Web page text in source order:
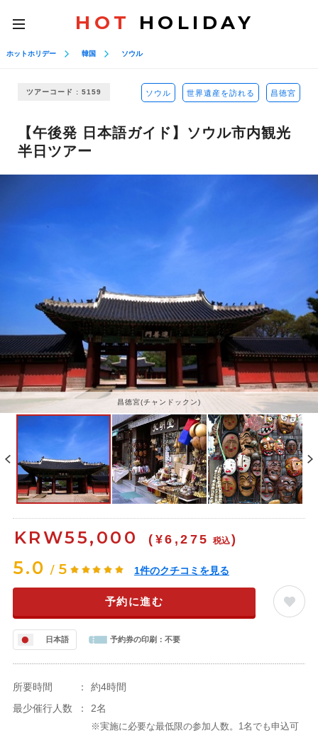
toggle
navigation
HOT HOLIDAY
ホットホリデー 韓国 ソウル
ツアーコード : 5159 ソウル 世界遺産を訪れる 昌徳宮
【午後発 日本語ガイド】ソウル市内観光
半日ツアー
昌徳宮(チャンドックン)
KRW55,000 (¥6,275 税込)
5.0 / 5 1件のクチコミを見る
予約に進む
日本語 予約券の印刷： 不要
所要時間 ：
約4時間
最少催行人数
： 2名
※実施に必要な最低限の参加人数。1名でも申込可